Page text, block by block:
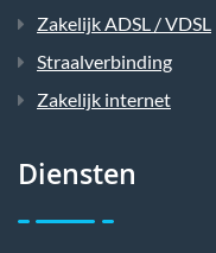
Zakelijk ADSL / VDSL
Straalverbinding
Zakelijk internet
Diensten